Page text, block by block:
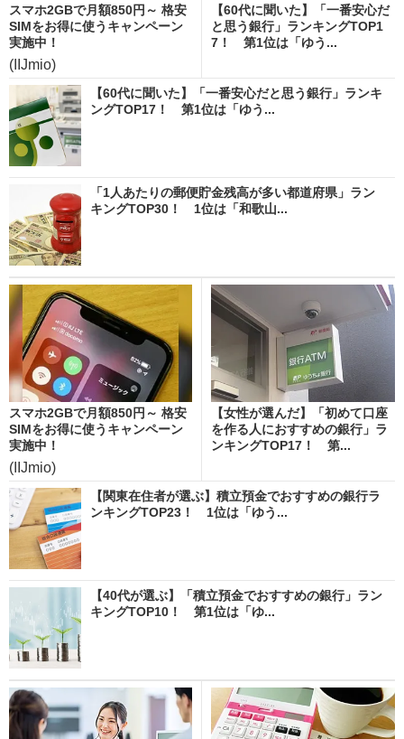
スマホ2GBで月額850円～ 格安
SIMをお得に使うキャンペーン
実施中！
(IIJmio)
【60代に聞いた】「一番安心だ
と思う銀行」ランキングTOP1
7！ 第1位は「ゆう...
【60代に聞いた】「一番安心だと思う銀行」ランキ
ングTOP17！ 第1位は「ゆう...
「1人あたりの郵便貯金残高が多い都道府県」ラン
キングTOP30！ 1位は「和歌山...
スマホ2GBで月額850円～ 格安
SIMをお得に使うキャンペーン
実施中！
(IIJmio)
【女性が選んだ】「初めて口座
を作る人におすすめの銀行」ラ
ンキングTOP17！ 第...
【関東在住者が選ぶ】積立預金でおすすめの銀行ラ
ンキングTOP23！ 1位は「ゆう...
【40代が選ぶ】「積立預金でおすすめの銀行」ラン
キングTOP10！ 第1位は「ゆ...